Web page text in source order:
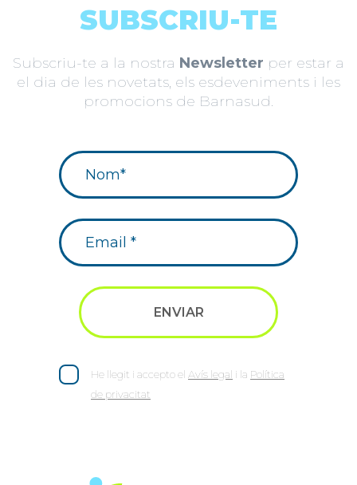
SUBSCRIU-TE
Subscriu-te a la nostra Newsletter per estar a
el dia de les novetats, els esdeveniments i les
promocions de Barnasud.
He llegit i accepto el Avís legal i la Política
de privacitat